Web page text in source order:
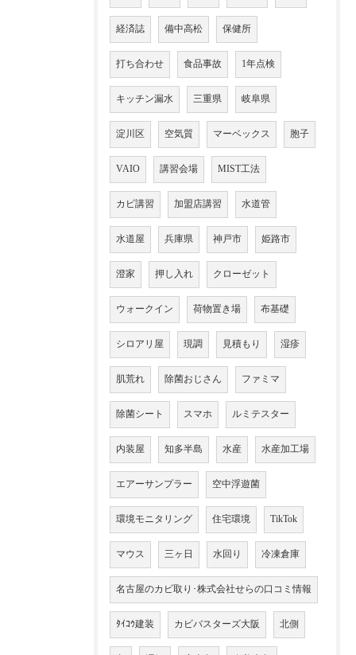
経済誌 備中高松 保健所
打ち合わせ 食品事故 1年点検
キッチン漏水 三重県 岐阜県
淀川区 空気質 マーベックス 胞子
VAIO 講習会場 MIST工法
カビ講習 加盟店講習 水道管
水道屋 兵庫県 神戸市 姫路市
澄家 押し入れ クローゼット
ウォークイン 荷物置き場 布基礎
シロアリ屋 現調 見積もり 湿疹
肌荒れ 除菌おじさん ファミマ
除菌シート スマホ ルミテスター
内装屋 知多半島 水産 水産加工場
エアーサンプラー 空中浮遊菌
環境モニタリング 住宅環境 TikTok
マウス 三ヶ日 水回り 冷凍倉庫
名古屋のカビ取り･株式会社せらの口コミ情報
ﾀｲｺｳ建装 カビバスターズ大阪 北側